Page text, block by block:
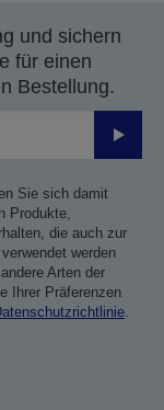
und sichern
für einen
Bestellung.
Sie sich damit
Produkte,
die auch zur
werden
Arten der
Ihrer Präferenzen
.